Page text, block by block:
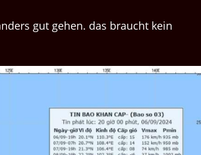
gut gehen. das braucht kein